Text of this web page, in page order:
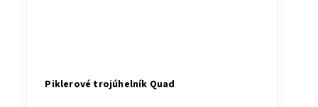
Piklerové trojúhelník Quad